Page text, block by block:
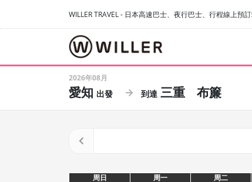
WILLER TRAVEL - 日本高速巴士、夜行巴士、行程線上預
2026年08月
愛知 三重 布簾
周日 周一 周二